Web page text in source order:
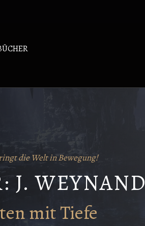
die Welt in Bewegung!
J. WEYNAND
mit Tiefe